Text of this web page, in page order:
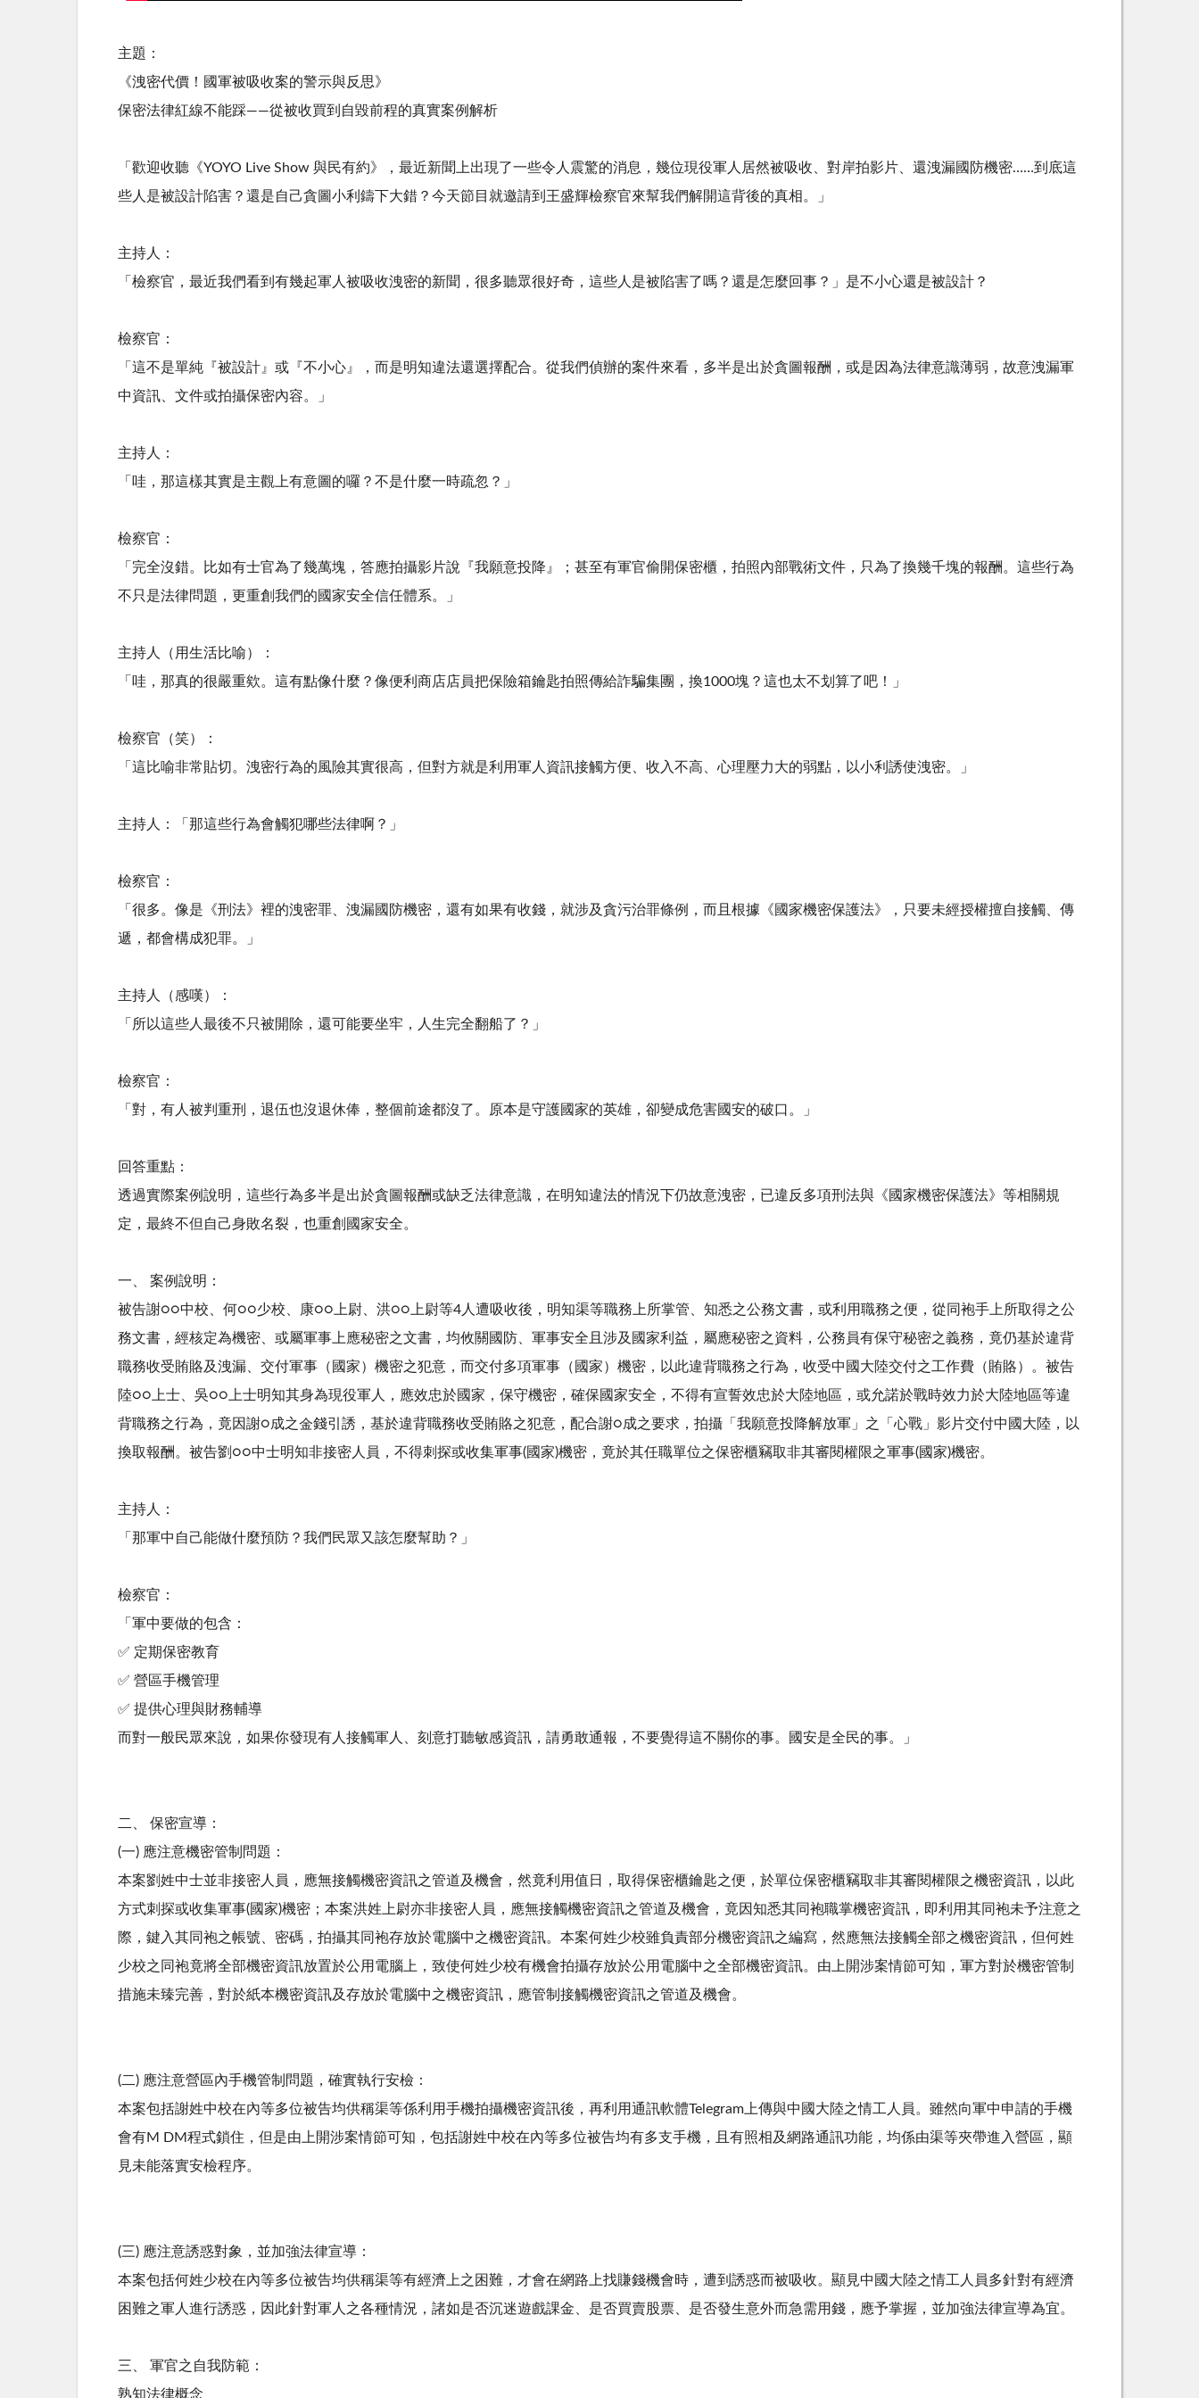
主題：
《洩密代價！國軍被吸收案的警示與反思》
保密法律紅線不能踩——從被收買到自毀前程的真實案例解析
「歡迎收聽《YOYO Live Show 與民有約》，最近新聞上出現了一些令人震驚的消息，幾位現役軍人居然被吸收、對岸拍影片、還洩漏國防機密……到底這
些人是被設計陷害？還是自己貪圖小利鑄下大錯？今天節目就邀請到王盛輝檢察官來幫我們解開這背後的真相。」
主持人：
「檢察官，最近我們看到有幾起軍人被吸收洩密的新聞，很多聽眾很好奇，這些人是被陷害了嗎？還是怎麼回事？」是不小心還是被設計？
檢察官：
「這不是單純『被設計』或『不小心』，而是明知違法還選擇配合。從我們偵辦的案件來看，多半是出於貪圖報酬，或是因為法律意識薄弱，故意洩漏軍
中資訊、文件或拍攝保密內容。」
主持人：
「哇，那這樣其實是主觀上有意圖的囉？不是什麼一時疏忽？」
檢察官：
「完全沒錯。比如有士官為了幾萬塊，答應拍攝影片說『我願意投降』；甚至有軍官偷開保密櫃，拍照內部戰術文件，只為了換幾千塊的報酬。這些行為
不只是法律問題，更重創我們的國家安全信任體系。」
主持人（用生活比喻）：
「哇，那真的很嚴重欸。這有點像什麼？像便利商店店員把保險箱鑰匙拍照傳給詐騙集團，換1000塊？這也太不划算了吧！」
檢察官（笑）：
「這比喻非常貼切。洩密行為的風險其實很高，但對方就是利用軍人資訊接觸方便、收入不高、心理壓力大的弱點，以小利誘使洩密。」
主持人：「那這些行為會觸犯哪些法律啊？」
檢察官：
「很多。像是《刑法》裡的洩密罪、洩漏國防機密，還有如果有收錢，就涉及貪污治罪條例，而且根據《國家機密保護法》，只要未經授權擅自接觸、傳
遞，都會構成犯罪。」
主持人（感嘆）：
「所以這些人最後不只被開除，還可能要坐牢，人生完全翻船了？」
檢察官：
「對，有人被判重刑，退伍也沒退休俸，整個前途都沒了。原本是守護國家的英雄，卻變成危害國安的破口。」
回答重點：
透過實際案例說明，這些行為多半是出於貪圖報酬或缺乏法律意識，在明知違法的情況下仍故意洩密，已違反多項刑法與《國家機密保護法》等相關規
定，最終不但自己身敗名裂，也重創國家安全。
一、 案例說明：
被告謝○○中校、何○○少校、康○○上尉、洪○○上尉等4人遭吸收後，明知渠等職務上所掌管、知悉之公務文書，或利用職務之便，從同袍手上所取得之公
務文書，經核定為機密、或屬軍事上應秘密之文書，均攸關國防、軍事安全且涉及國家利益，屬應秘密之資料，公務員有保守秘密之義務，竟仍基於違背
職務收受賄賂及洩漏、交付軍事（國家）機密之犯意，而交付多項軍事（國家）機密，以此違背職務之行為，收受中國大陸交付之工作費（賄賂）。被告
陸○○上士、吳○○上士明知其身為現役軍人，應效忠於國家，保守機密，確保國家安全，不得有宣誓效忠於大陸地區，或允諾於戰時效力於大陸地區等違
背職務之行為，竟因謝○成之金錢引誘，基於違背職務收受賄賂之犯意，配合謝○成之要求，拍攝「我願意投降解放軍」之「心戰」影片交付中國大陸，以
換取報酬。被告劉○○中士明知非接密人員，不得刺探或收集軍事(國家)機密，竟於其任職單位之保密櫃竊取非其審閱權限之軍事(國家)機密。
主持人：
「那軍中自己能做什麼預防？我們民眾又該怎麼幫助？」
檢察官：
「軍中要做的包含：
✅ 定期保密教育
✅ 營區手機管理
✅ 提供心理與財務輔導
而對一般民眾來說，如果你發現有人接觸軍人、刻意打聽敏感資訊，請勇敢通報，不要覺得這不關你的事。國安是全民的事。」
二、 保密宣導：
(一) 應注意機密管制問題：
本案劉姓中士並非接密人員，應無接觸機密資訊之管道及機會，然竟利用值日，取得保密櫃鑰匙之便，於單位保密櫃竊取非其審閱權限之機密資訊，以此
方式刺探或收集軍事(國家)機密；本案洪姓上尉亦非接密人員，應無接觸機密資訊之管道及機會，竟因知悉其同袍職掌機密資訊，即利用其同袍未予注意之
際，鍵入其同袍之帳號、密碼，拍攝其同袍存放於電腦中之機密資訊。本案何姓少校雖負責部分機密資訊之編寫，然應無法接觸全部之機密資訊，但何姓
少校之同袍竟將全部機密資訊放置於公用電腦上，致使何姓少校有機會拍攝存放於公用電腦中之全部機密資訊。由上開涉案情節可知，軍方對於機密管制
措施未臻完善，對於紙本機密資訊及存放於電腦中之機密資訊，應管制接觸機密資訊之管道及機會。
(二) 應注意營區內手機管制問題，確實執行安檢：
本案包括謝姓中校在內等多位被告均供稱渠等係利用手機拍攝機密資訊後，再利用通訊軟體Telegram上傳與中國大陸之情工人員。雖然向軍中申請的手機
會有M DM程式鎖住，但是由上開涉案情節可知，包括謝姓中校在內等多位被告均有多支手機，且有照相及網路通訊功能，均係由渠等夾帶進入營區，顯
見未能落實安檢程序。
(三) 應注意誘惑對象，並加強法律宣導：
本案包括何姓少校在內等多位被告均供稱渠等有經濟上之困難，才會在網路上找賺錢機會時，遭到誘惑而被吸收。顯見中國大陸之情工人員多針對有經濟
困難之軍人進行誘惑，因此針對軍人之各種情況，諸如是否沉迷遊戲課金、是否買賣股票、是否發生意外而急需用錢，應予掌握，並加強法律宣導為宜。
三、 軍官之自我防範：
熟知法律概念